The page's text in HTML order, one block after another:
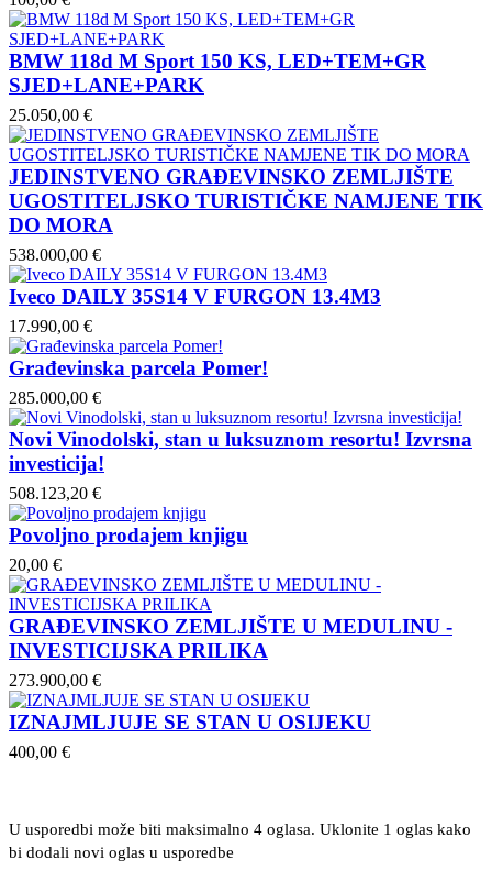
BMW 118d M Sport 150 KS, LED+TEM+GR
SJED+LANE+PARK
25.050,00 €
JEDINSTVENO GRAĐEVINSKO ZEMLJIŠTE
UGOSTITELJSKO TURISTIČKE NAMJENE TIK
DO MORA
538.000,00 €
Iveco DAILY 35S14 V FURGON 13.4M3
17.990,00 €
Građevinska parcela Pomer!
285.000,00 €
Novi Vinodolski, stan u luksuznom resortu! Izvrsna
investicija!
508.123,20 €
Povoljno prodajem knjigu
20,00 €
GRAĐEVINSKO ZEMLJIŠTE U MEDULINU -
INVESTICIJSKA PRILIKA
273.900,00 €
IZNAJMLJUJE SE STAN U OSIJEKU
400,00 €
U usporedbi može biti maksimalno 4 oglasa. Uklonite 1 oglas kako
bi dodali novi oglas u usporedbe